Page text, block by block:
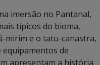
imersão no Pantanal,
típicos do bioma,
mirim e o tatu-canastra,
equipamentos de
apresentam a história